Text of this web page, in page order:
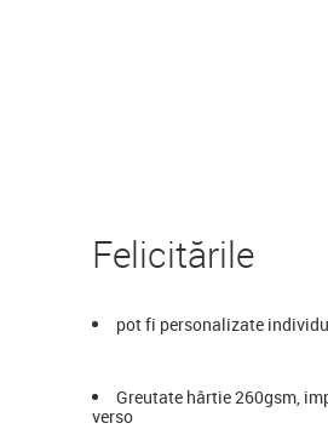
Felicitările
pot fi personalizate
Greutate hârtie 260gsm,
verso